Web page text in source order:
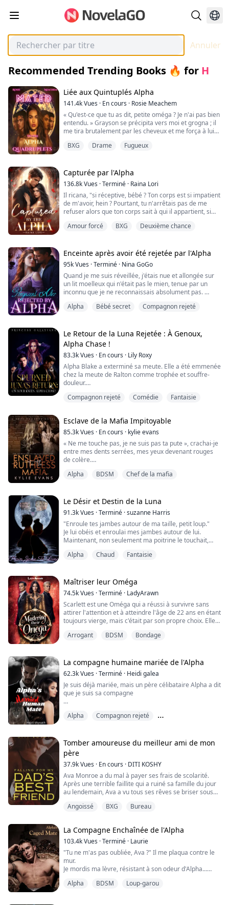
Annuler
Recommended Trending Books 🔥 for H
Liée aux Quintuplés Alpha
141.4kVues · En cours · Rosie Meachem
« Qu'est-ce que tu as dit, petite oméga ? Je n'ai pas bien
entendu. » Grayson se précipita vers moi et grogna ; il
me tira brutalement par les cheveux et me força à lui
pas et ne fis aucun bruit. Je regardai le sol, prenant soin
fai...
BXG Drame Fugueux
Capturée par l'Alpha
136.8kVues ·Terminé · Raina Lori
Il ricana, "si réceptive, bébé ? Ton corps est si impatient
de m'avoir, hein ? Pourtant, tu n'arrêtais pas de me
refuser alors que ton corps sait à qui il appartient, si
Mon Dieu, s'il te plaît, aide-moi.
"Ne t'inquiète pas, je vais prendre soin de toi, belle," il
inclina ma tête et m'embrassa ave...
Amour forcé BXG Deuxième chance
Enceinte après avoir été rejetée par l'Alpha
95kVues ·Terminé · Nina GoGo
Quand je me suis réveillée, j'étais nue et allongée sur
un lit moelleux qui n'était pas le mien, tenue par un
inconnu que je ne reconnaissais absolument pas.
mes jambes, j'ai failli crier à haute voix.
Aiden de la meute de la Lune d'Argent, ...
Alpha Bébé secret Compagnon rejeté
Le Retour de la Luna Rejetée : À Genoux,
Alpha Chase !
83.3kVues · En cours · Lily Roxy
Alpha Blake a exterminé sa meute. Elle a été emmenée
chez la meute de Ralton comme trophée et souffre-
douleur.
l'Alpha est son âme sœur.
par le fils de l'Alpha qui lui a tiré dessus.
Mais elle n'est pas morte, et elle ne l'a pas r...
Compagnon rejeté Comédie Fantaisie
Esclave de la Mafia Impitoyable
85.3kVues · En cours · kylie evans
« Ne me touche pas, je ne suis pas ta pute », crachai-je
entre mes dents serrées, mes yeux devenant rouges
de colère.
Il eut un sourire en coin et leva une main vers mes
« Maintenant écoute-moi bien, bella... » dit-il lentement,
une expression cruelle sur le visage. J'essayai de
retenir le gémissement de douleur qui menaçait de ...
Alpha BDSM Chef de la mafia
Le Désir et Destin de la Luna
91.3kVues ·Terminé ·suzanne Harris
"Enroule tes jambes autour de ma taille, petit loup."
Je lui obéis et enroulai mes jambes autour de lui.
Maintenant, non seulement ma poitrine le touchait,
"Dis mon nom, petit loup,"
vers ma poitrine.
Quand je sentis sa main saisir mon sein...
Alpha Chaud Fantaisie
Maîtriser leur Oméga
74.5kVues ·Terminé · LadyArawn
Scarlett est une Oméga qui a réussi à survivre sans
attirer l'attention et à atteindre l'âge de 22 ans en étant
toujours vierge, mais c'était par son propre choix. Elle
se contenter des choses les plus simples, elle veut être
Klaus et Liam sont...
Arrogant BDSM Bondage
La compagne humaine mariée de l'Alpha
62.3kVues ·Terminé · Heidi galea
Je suis déjà mariée, mais un père célibataire Alpha a dit
que je suis sa compagne
mentaux de la part de mon mari Henry depuis 5 ans.
piégée dans un mariage où je suis malheureuse.
Ce soir, je préparais le dîner pour le par...
Alpha
Compagnon rejeté
Tomber amoureuse du meilleur ami de mon
père
37.9kVues · En cours · DITI KOSHY
Ava Monroe a du mal à payer ses frais de scolarité.
Après une terrible faillite qui a ruiné sa famille du jour
au lendemain, Ava a vu tous ses rêves se briser sous
par l'idée de redevenir riche. Le choc de la pauvreté les
reconnaissait plus. Cependant, désireuse de gagner de
l'argent rapidement, Ava ...
Angoissé BXG Bureau
La Compagne Enchaînée de l'Alpha
103.4kVues ·Terminé · Laurie
"Tu ne m'as pas oubliée, Ava ?" Il me plaqua contre le
mur.
Je mordis ma lèvre, résistant à son odeur d'Alpha...
"Tu penses pouvoir t'échapper, ma chère ?" Xavier
Alpha BDSM Loup-garou